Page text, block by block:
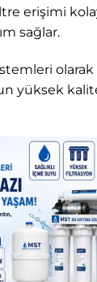
erişimi
sağlar.
olarak
yüksek